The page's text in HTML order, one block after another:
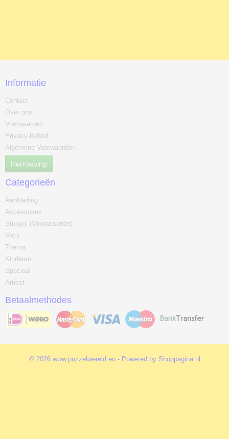
Informatie
Contact
Over ons
Voorwaarden
Privacy-Beleid
Algemene Voorwaarden
Herroeping
Categorieën
Aanbieding
Accessoires
Stukjes (Volwassenen)
Merk
Thema
Kinderen
Speciaal
Artiest
Betaalmethodes
© 2026 www.puzzelwereld.eu - Powered by Shoppagina.nl